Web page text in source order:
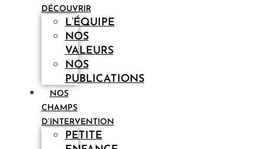
DÉCOUVRIR
L’ÉQUIPE
NOS
VALEURS
NOS
PUBLICATIONS
NOS
CHAMPS
D’INTERVENTION
PETITE